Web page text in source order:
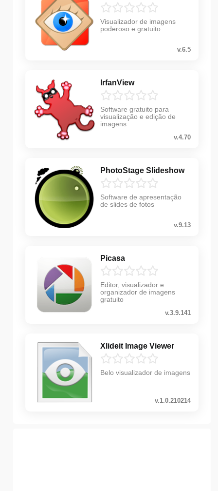
Visualizador de imagens
poderoso e gratuito
v.6.5
IrfanView
Software gratuito para
visualização e edição de
imagens
v.4.70
PhotoStage Slideshow
Software de apresentação
de slides de fotos
v.9.13
Picasa
Editor, visualizador e
organizador de imagens
gratuito
v.3.9.141
Xlideit Image Viewer
Belo visualizador de imagens
v.1.0.210214